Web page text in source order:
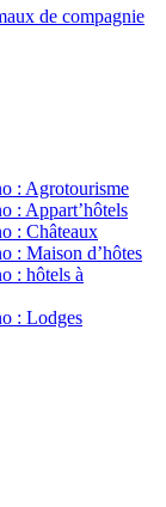
de compagnie
: Agrotourisme
: Appart’hôtels
: Châteaux
: Maison d’hôtes
: hôtels à
: Lodges